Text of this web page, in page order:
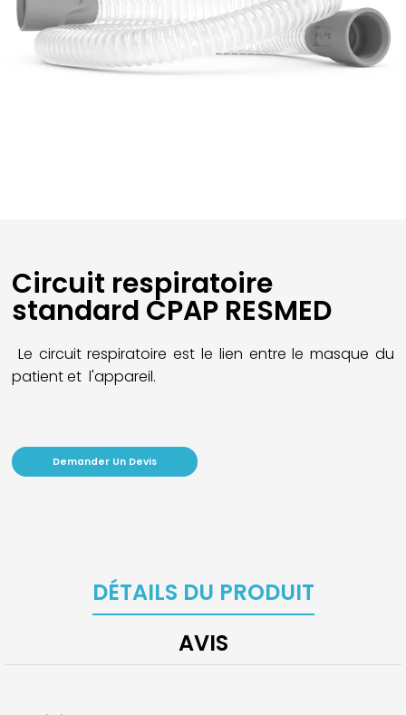
Circuit respiratoire
standard CPAP RESMED
Le circuit respiratoire est le lien entre le masque du
patient et l'appareil.
Demander Un Devis
DÉTAILS DU PRODUIT
AVIS